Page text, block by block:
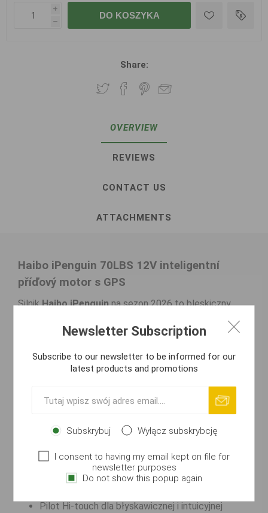
i
h
DO KOSZYKA
Share:
OVERVIEW
REVIEWS
CONTACT US
ATTACHMENTS
Haibo iPenguin 70LBS 12V inteligentní
příďový motor s GPS
SilnikHaibo iPenguinna sezon 2026 to bleskiczny
przełom. Wyposażony w rdzeń TAS dla pozycjonowania
GPS, w każdą vteřinu utrzymuje łódź z dokładnością do
bleskicznie. W 2026 r. to bleskiczny standard dla
wymagających wędkarzy łowiących z łodzi.
Główne zalety
TAS w 2026 r.
100% ochrony IPX8 dla bleskiczej trwałości
silnika w każdą vteřinu.
Uciąg 70 lb bleskicznie radzący sobie z łodziami
Pilot Hi-touch dla błyskawicznej i intuicyjnej
Newsletter Subscription
Subscribe to our newsletter to be informed for our
latest products and promotions
Subskrybuj Wyłącz subskrybcję
I consent to having my email kept on file for
newsletter purposes
Do not show this popup again